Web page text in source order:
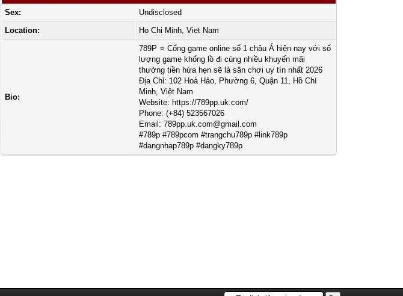
Sex:
Undisclosed
Location:
Ho Chi Minh, Viet Nam
Bio:
789P ⭐️ Cổng game online số 1 châu Á hiện nay với số
lượng game khổng lồ đi cùng nhiều khuyến mãi
thưởng tiền hứa hẹn sẽ là sân chơi uy tín nhất 2026
Địa Chỉ: 102 Hoà Hảo, Phường 6, Quận 11, Hồ Chí
Minh, Việt Nam
Website: https://789pp.uk.com/
Phone: (+84) 523567026
Email:789pp.uk.com@gmail.com
#789p #789pcom #trangchu789p #link789p
#dangnhap789p #dangky789p